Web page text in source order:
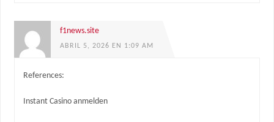
f1news.site
ABRIL 5, 2026 EN 1:09 AM
References:
Instant Casino anmelden